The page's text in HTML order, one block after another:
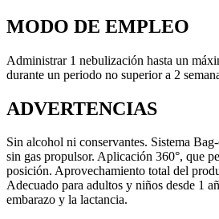
MODO DE EMPLEO
Administrar 1 nebulización hasta un
durante un periodo no superior a 2
ADVERTENCIAS
Sin alcohol ni conservantes. Sistema
sin gas propulsor. Aplicación 360°, que
posición. Aprovechamiento total del
Adecuado para adultos y niños desde 1
embarazo y la lactancia.